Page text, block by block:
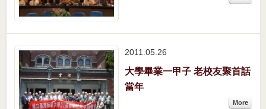
2011.05 26
大學畢業一甲子 老校友聚首話
當年
More